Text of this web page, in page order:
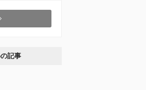
記事